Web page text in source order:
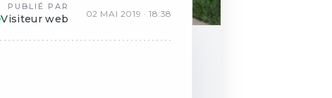
PUBLIÉ PAR
Visiteur web 02 MAI 2019 · 18:38